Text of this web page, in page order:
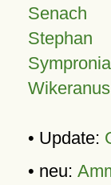
Senach
Stephan
Wikeranus
• Update:
• neu: